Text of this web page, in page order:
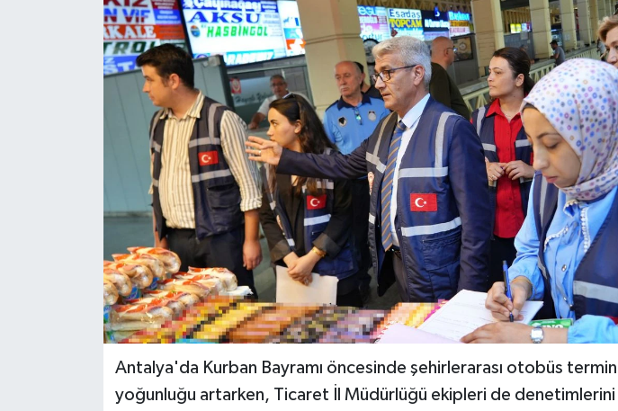
Antalya'da Kurban Bayramı öncesinde şehirlerarası otobüs
yoğunluğu artarken, Ticaret İl Müdürlüğü ekipleri de denetimlerini
EĞİTİM
VİDEO HABERLER
YAZARLAR
RESMİ İLAN